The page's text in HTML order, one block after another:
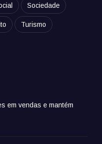
Sociedade
Turismo
em vendas e mantém